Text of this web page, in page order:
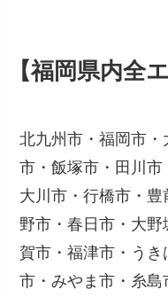
【福岡県内全
北九州市・福岡市
市・飯塚市・田川市
大川市・行橋市・
野市・春日市・大
賀市・福津市・う
市・みやま市・糸